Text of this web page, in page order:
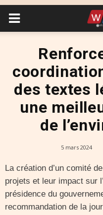
des textes
une
de
5 mars 2024
La création d’un comité
projets et leur impact sur
présidence du
recommandation de la